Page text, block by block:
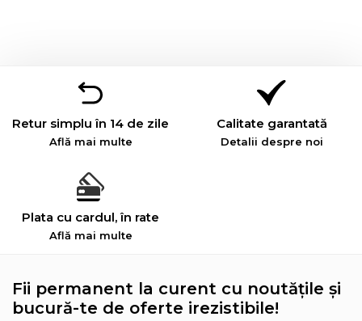
Retur simplu în 14 de zile
Află mai multe
Calitate garantată
Detalii despre noi
Plata cu cardul, în rate
Află mai multe
Fii permanent la curent cu noutățile și
bucură-te de oferte irezistibile!